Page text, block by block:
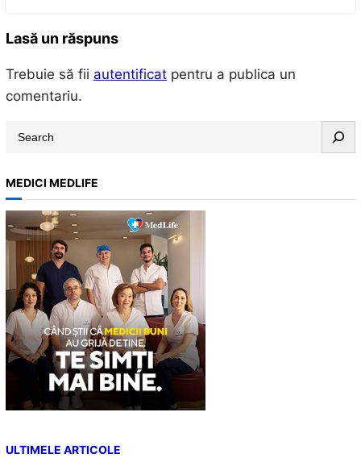
Lasă un răspuns
Trebuie să fii autentificatpentru a publica un
comentariu.
a
r
c
h
MEDICI MEDLIFE
ULTIMELE ARTICOLE